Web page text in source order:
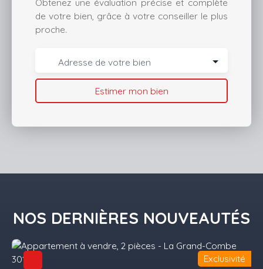
Obtenez une évaluation précise et complète
de votre bien, grâce à votre conseiller le plus
proche.
Adresse de votre bien
Estimer mon bien
NOS DERNIÈRES NOUVEAUTÉS
Exclusivité